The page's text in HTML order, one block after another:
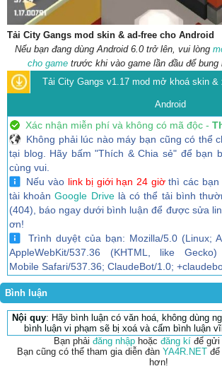
Tải City Gangs mod skin & ad-free cho Android
Nếu bạn đang dùng Android 6.0 trở lên, vui lòng
cho gametrước khi vào game lần đầu để bung
Tải City Gangs v1.17 mod mở khoá skin &
Android
Xác nhận miễn phí và không có mã độc -
Không phải lúc nào máy bạn cũng có thể
tại blog. Hãy bấm "Thích & Chia sẻ" để bạn
cùng vui.
Nếu vào link bị giới hạn 24 giờthì các bạn
tài khoảnGoogle Drivelà có thể tải bình
(404), báo ngay dưới bình luận để được sửa
ơn!
Trình duyệt của bạn: Mozilla/5.0 (Linux;
AppleWebKit/537.36 (KHTML, like Gecko)
Mobile Safari/537.36; ClaudeBot/1.0;
Bình luận
Nội quy: Hãy bình luận có văn hoá, không dùng
bình luận vi phạm sẽ bị xoá và cấm bình luận
Bạn phải đăng nhập hoặc đăng kí để gửi
Bạn cũng có thể tham gia diễn đàn YA4R.NETđể
hơn!